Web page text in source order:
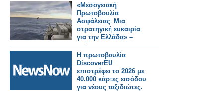
«Μεσογειακή
Πρωτοβουλία
Ασφάλειας: Μια
στρατηγική ευκαιρία
για την Ελλάδα» –
Ανάλυση του
Κωνσταντίνου
Μπαλωμένου
Η πρωτοβουλία
DiscoverEU
επιστρέφει το 2026 με
40.000 κάρτες εισόδου
για νέους ταξιδιώτες.